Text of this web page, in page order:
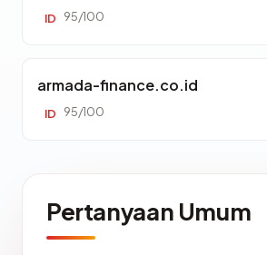
ID 95/100
armada-finance.co.id
ID 95/100
Pertanyaan Umum